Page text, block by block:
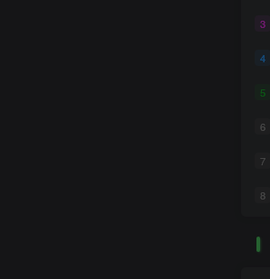
3
4
5
6
7
8